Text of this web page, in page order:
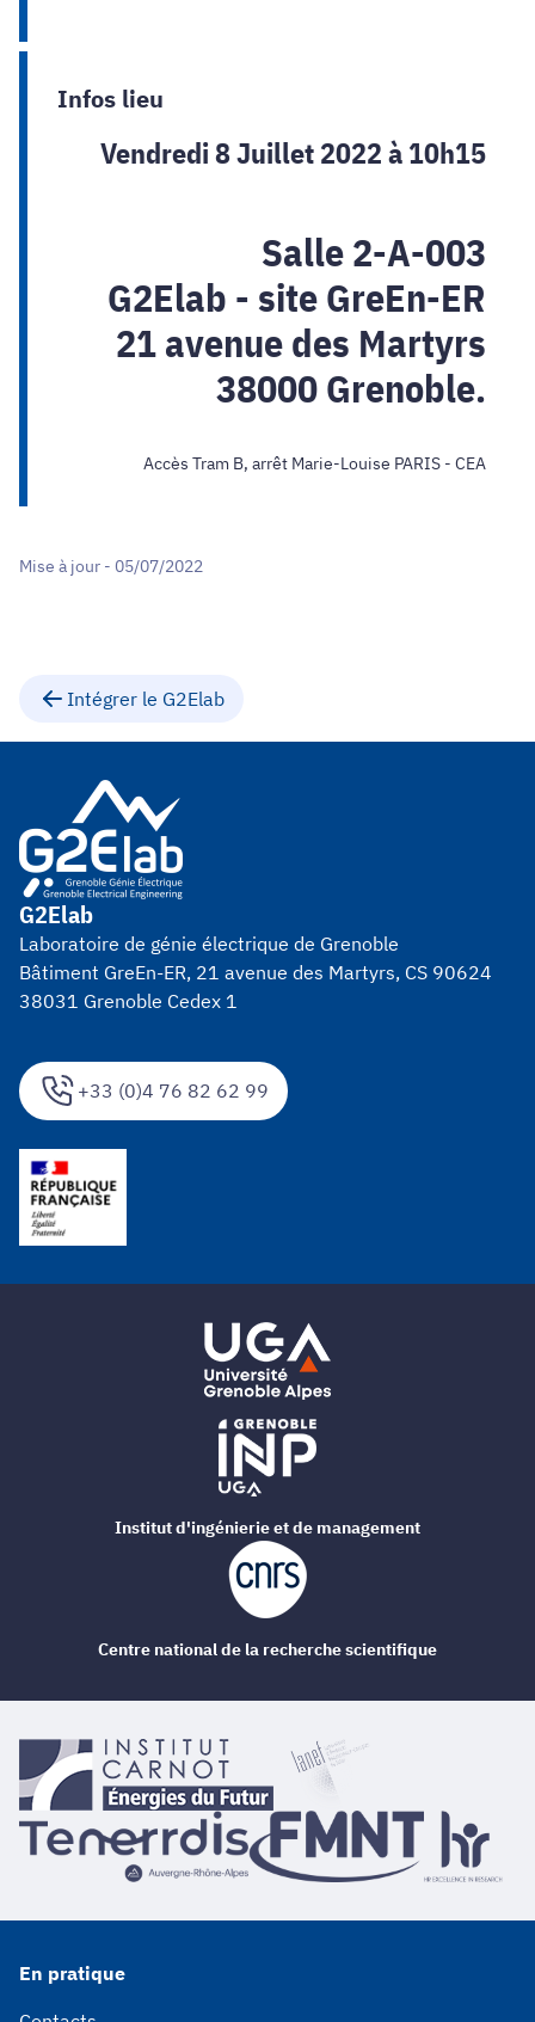
Infos lieu
Vendredi 8 Juillet 2022 à 10h15
Salle 2-A-003
G2Elab - site GreEn-ER
21 avenue des Martyrs
38000 Grenoble.
Accès Tram B, arrêt Marie-Louise PARIS - CEA
Mise à jour - 05/07/2022
Intégrer le G2Elab
+33 (0)4 76 82 62 99
G2Elab
Laboratoire de génie électrique de Grenoble
Bâtiment GreEn-ER, 21 avenue des Martyrs, CS 90624
38031 Grenoble Cedex 1
En pratique
Institut d'ingénierie et de management
Centre national de la recherche scientifique